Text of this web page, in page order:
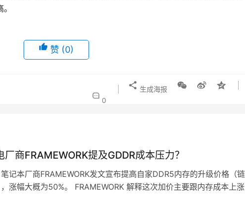
赞 (0)
0
生成海报
厂商FRAMEWORK提及GDDR成本压力？
记本厂商FRAMEWORK发文宣布提高自家DDR5内存的升级价格（链
涨幅大概为50%。 FRAMEWORK 解释这次加价主要跟内存成本上